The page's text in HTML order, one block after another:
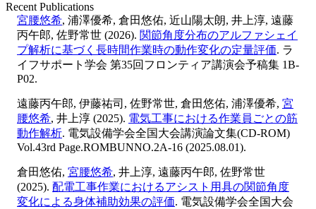
Recent Publications
宮腰悠希, 浦澤優希, 倉田悠佑, 近山陽太朗, 井上淳, 遠藤
丙午郎, 佐野常世 (2026). 関節角度分布のアルファシェイ
プ解析に基づく長時間作業時の動作変化の定量評価. ラ
イフサポート学会 第35回フロンティア講演会予稿集 1B-
P02.
遠藤丙午郎, 伊藤祐司 , 佐野常世, 倉田悠佑, 浦澤優希, 宮
腰悠希, 井上淳 (2025). 電気工事における作業員ごとの筋
動作解析. 電気設備学会全国大会講演論文集(CD-ROM)
Vol.43rd Page.ROMBUNNO.2A-16 (2025.08.01).
倉田悠佑, 宮腰悠希, 井上淳, 遠藤丙午郎, 佐野常世
(2025). 配電工事作業におけるアシスト用具の関節角度
変化による身体補助効果の評価. 電気設備学会全国大会